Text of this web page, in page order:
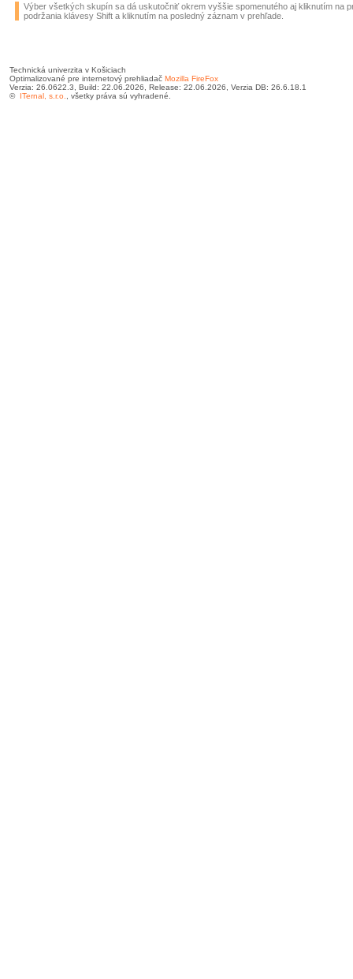
Výber všetkých skupín sa dá uskutočniť okrem vyššie spomenutého aj kliknutím na
podržania klávesy Shift a kliknutím na posledný záznam v prehľade.
Technická univerzita v Košiciach
Optimalizované pre internetový prehliadač Mozilla FireFox
Verzia: 26.0622.3, Build: 22.06.2026, Release: 22.06.2026, Verzia DB: 26.6.18.1
© ITernal, s.r.o. , všetky práva sú vyhradené.